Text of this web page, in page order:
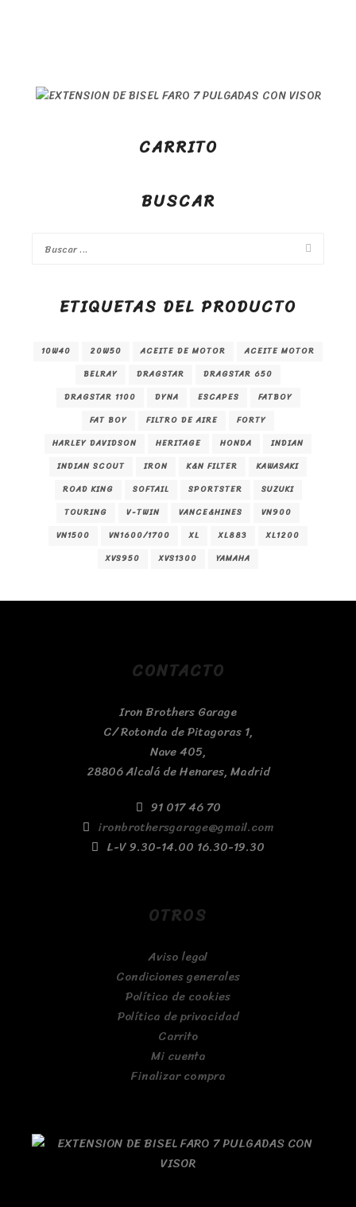
CARRITO
BUSCAR
ETIQUETAS DEL PRODUCTO
10W40 20W50 ACEITE DE MOTOR
ACEITE MOTOR
BELRAY
DRAGSTAR
DRAGSTAR 650
DRAGSTAR 1100
DYNA ESCAPES
FATBOY
FAT BOY
FILTRO DE AIRE
FORTY
HARLEY DAVIDSON
HERITAGE HONDA
INDIAN
INDIAN SCOUT
IRON K&N FILTER
KAWASAKI
ROAD KING
SOFTAIL SPORTSTER
SUZUKI
TOURING
V-TWIN VANCE&HINES
VN900
VN1500
VN1600/1700 XL XL883
XL1200
XVS950
XVS1300 YAMAHA
CONTACTO
Iron Brothers Garage
C/ Rotonda de Pitagoras 1,
Nave 405,
28806 Alcalá de Henares, Madrid
91 017 46 70
ironbrothersgarage@gmail.com
L-V 9.30-14.00 16.30-19.30
OTROS
Aviso legal
Condiciones generales
Política de cookies
Política de privacidad
Carrito
Mi cuenta
Finalizar compra